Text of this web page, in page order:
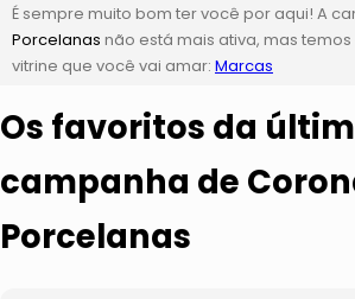
É sempre muito bom ter você por aqui! A
Porcelanas não está mais ativa, mas
vitrine que você vai amar: Marcas
Os favoritos da
campanha de
Porcelanas